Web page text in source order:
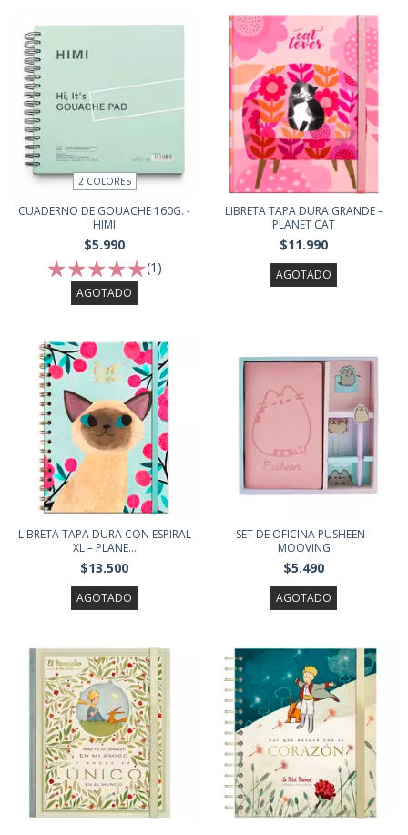
2 COLORES
CUADERNO DE GOUACHE 160G. -
HIMI
$5.990
(1)
AGOTADO
LIBRETA TAPA DURA GRANDE –
PLANET CAT
$11.990
AGOTADO
LIBRETA TAPA DURA CON ESPIRAL
XL – PLANE...
$13.500
AGOTADO
SET DE OFICINA PUSHEEN -
MOOVING
$5.490
AGOTADO